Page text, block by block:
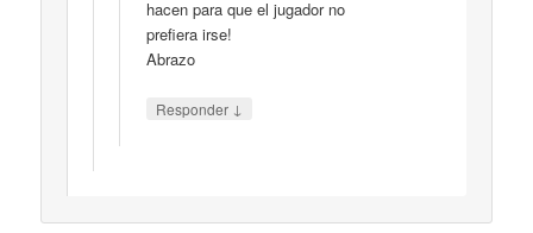
hacen para que el jugador no
prefiera irse!
Abrazo
Responder ↓